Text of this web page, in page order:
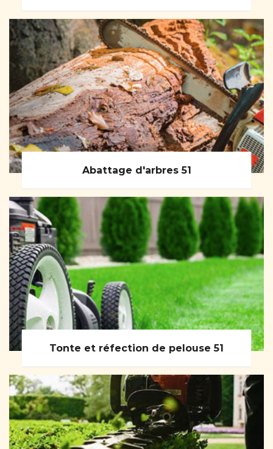
Abattage d'arbres 51
Tonte et réfection de pelouse 51